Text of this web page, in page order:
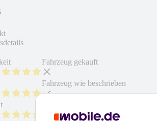
Fahrzeug gekauft
Fahrzeug wie beschrieben